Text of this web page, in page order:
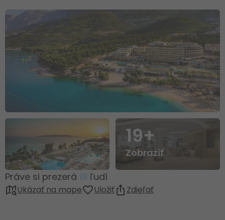
19+
Zobraziť
Práve si prezerá 19 ľudí
Ukázať na mape Uložiť Zdieľať